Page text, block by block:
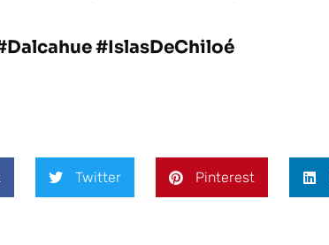
#IslasDeChiloé
Twitter Pinterest